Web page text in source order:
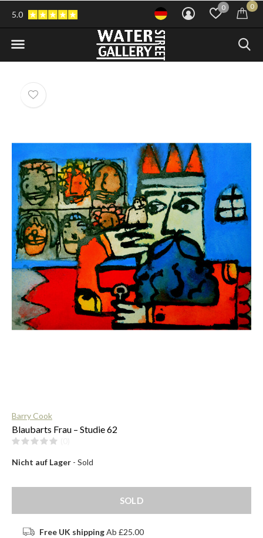
0 0
5.0
Barry Cook
Blaubarts Frau – Studie 62
Nicht auf Lager - Sold
SOLD
Free UK shippingAb £25.00